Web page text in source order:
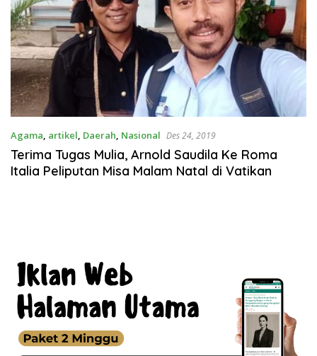
Agama, artikel, Daerah, Nasional Des 24, 2019
Terima Tugas Mulia, Arnold Saudila Ke Roma
Italia Peliputan Misa Malam Natal di Vatikan